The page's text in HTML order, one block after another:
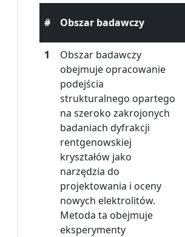
# Obszar badawczy
1
Obszar badawczy
obejmuje opracowanie
podejścia
strukturalnego opartego
na szeroko zakrojonych
badaniach dyfrakcji
rentgenowskiej
kryształów jako
narzędzia do
projektowania i oceny
nowych elektrolitów.
Metoda ta obejmuje
eksperymenty